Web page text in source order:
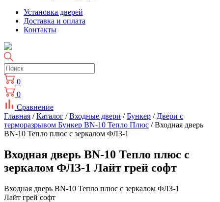
Установка дверей
Доставка и оплата
Контакты
0
0
Сравнение
Главная /Каталог /Входные двери /Бункер / Двери с
терморазрывом Бункер BN-10 Тепло Плюс / Входная дверь
BN-10 Тепло плюс с зеркалом ФЛЗ-1
Входная дверь BN-10 Тепло плюс с
зеркалом ФЛЗ-1 Лайт грей софт
Входная дверь BN-10 Тепло плюс с зеркалом ФЛЗ-1
Лайт грей софт